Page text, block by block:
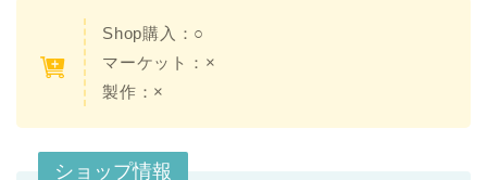
Shop購入：○
マーケット：×
製作：×
ショップ情報